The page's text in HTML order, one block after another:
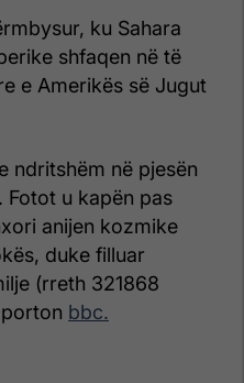
ku Sahara
shfaqen në të
e Amerikës së Jugut
ndritshëm në pjesën
Fotot u kapën pas
anijen kozmike
duke filluar
(rreth 321868
bbc.